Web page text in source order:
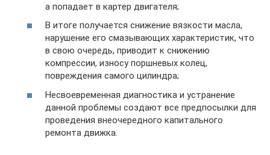
а попадает в картер двигателя;
В итоге получается снижение вязкости масла,
нарушение его смазывающих характеристик, что
в свою очередь, приводит к снижению
компрессии, износу поршневых колец,
повреждения самого цилиндра;
Несвоевременная диагностика и устранение
данной проблемы создают все предпосылки для
проведения внеочередного капитального
ремонта движка.